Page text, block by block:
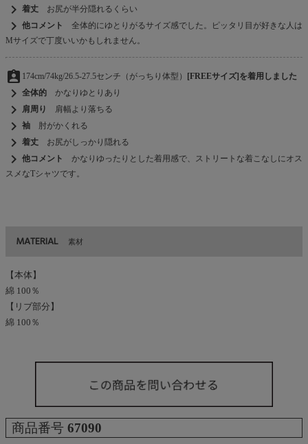
chevron_right 着丈 お尻が半分隠れるくらい
chevron_right 他コメント 全体的にゆとりがるサイズ感でした。ピッタリ目が好きな人は
Mサイズで丁度いいかもしれません。
assignment_ind 174cm/74kg/26.5-27.5センチ（がっちり体型） [FREEサイズ]を着用しました
chevron_right 全体的 かなりゆとりあり
chevron_right 肩周り 肩幅より落ちる
chevron_right 袖 肘がかくれる
chevron_right 着丈 お尻がしっかり隠れる
chevron_right 他コメント かなりゆったりとした着用感で、ストリートな着こなしにオス
スメなTシャツです。
MATERIAL 素材
【本体】
綿 100％
【リブ部分】
綿 100％
商品番号 67090